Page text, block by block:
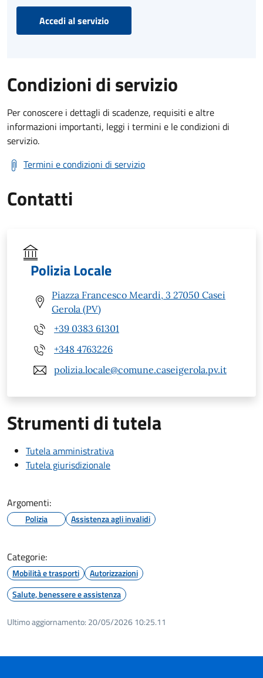
Accedi al servizio
Condizioni di servizio
Per conoscere i dettagli di scadenze, requisiti e altre
informazioni importanti, leggi i termini e le condizioni di
servizio.
Termini e condizioni di servizio
Contatti
Polizia Locale
Piazza Francesco Meardi, 3 27050 Casei
Gerola (PV)
+39 0383 61301
+348 4763226
polizia.locale@comune.caseigerola.pv.it
Strumenti di tutela
Tutela amministrativa
Tutela giurisdizionale
Argomenti:
Polizia Assistenza agli invalidi
Categorie:
Mobilità e trasporti
Autorizzazioni
Salute, benessere e assistenza
Ultimo aggiornamento: 20/05/2026 10:25.11